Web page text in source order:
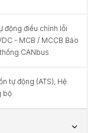
động điều chỉnh lỗi
- MCB / MCCB Bảo
CANbus
tự động (ATS), Hệ
bộ